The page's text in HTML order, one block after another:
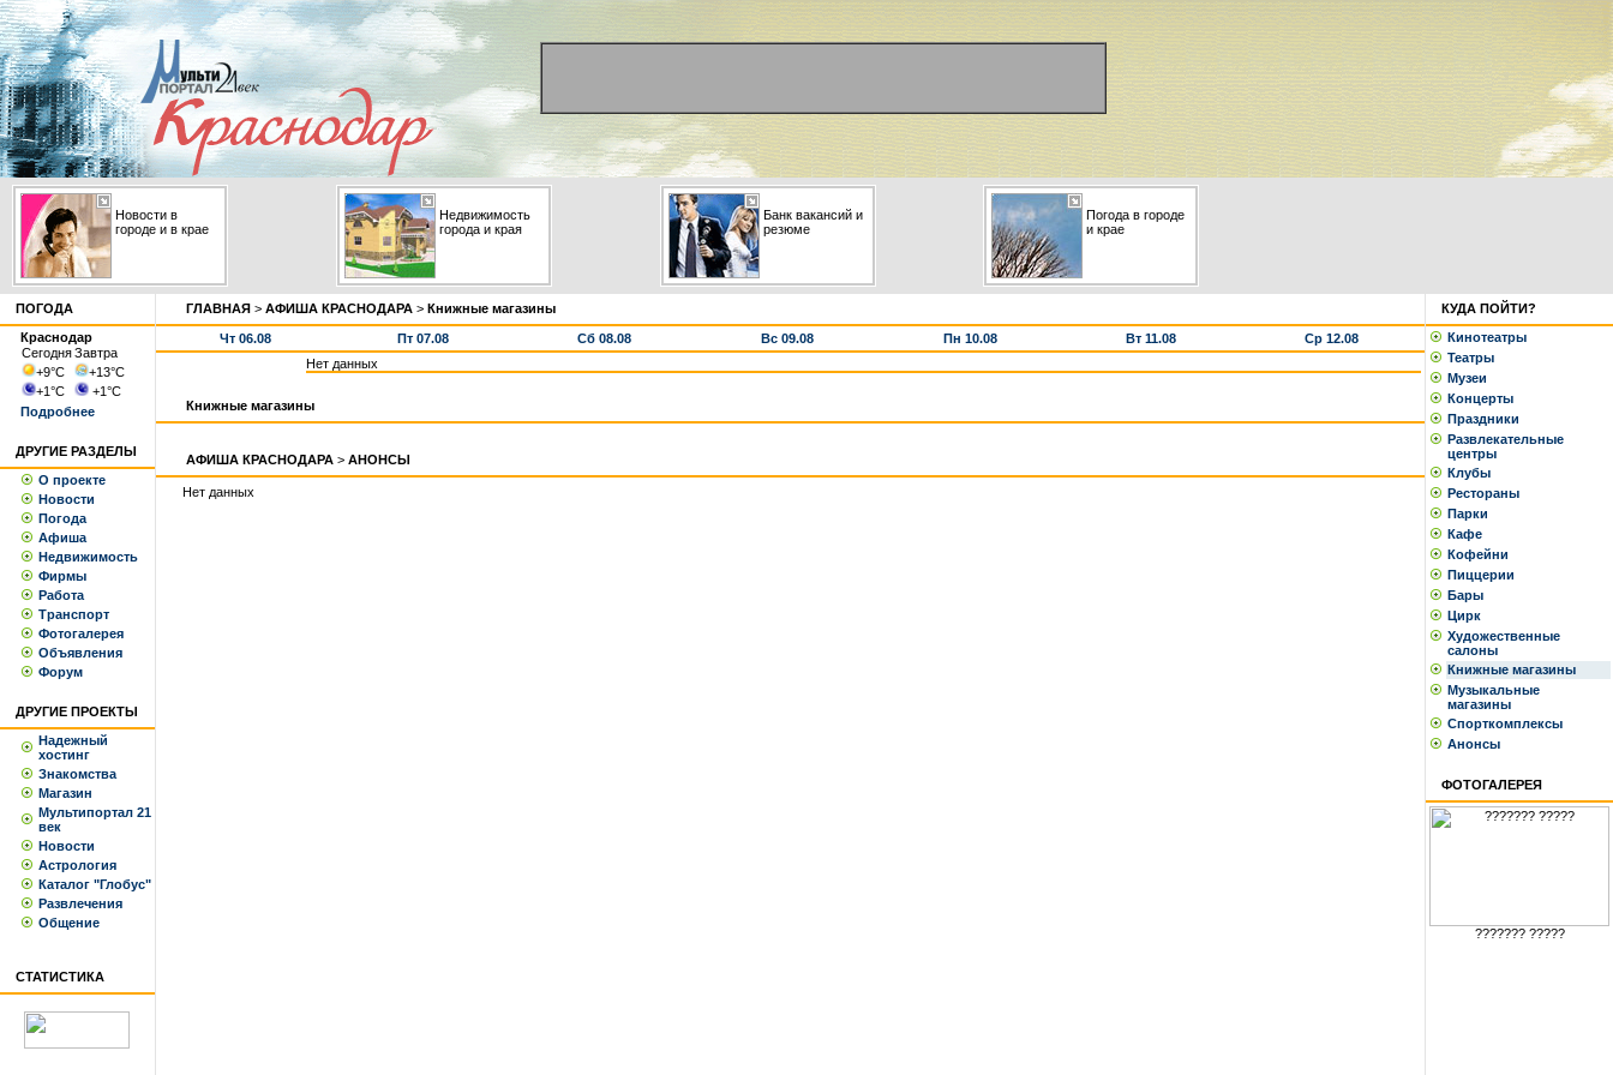
Новости в
городе и в крае
Недвижимость
города и края
Банк вакансий и
резюме
Погода в городе
и крае
ПОГОДА
Краснодар
СегодняЗавтра
+9°С +13°С
+1°С +1°С
Подробнее
ДРУГИЕ РАЗДЕЛЫ
О проекте
Новости
Погода
Афиша
Недвижимость
Фирмы
Работа
Транспорт
Фотогалерея
Объявления
Форум
ДРУГИЕ ПРОЕКТЫ
Надежный
хостинг
Знакомства
Магазин
Мультипортал 21
век
Новости
Астрология
Каталог "Глобус"
Развлечения
Общение
СТАТИСТИКА
ГЛАВНАЯ > АФИША КРАСНОДАРА > Книжные магазины
Чт 06.08 Пт 07.08 Сб 08.08 Вс 09.08 Пн 10.08 Вт 11.08
Ср 12.08
Нет данных
Книжные магазины
АФИША КРАСНОДАРА > АНОНСЫ
Нет данных
КУДА ПОЙТИ?
Кинотеатры
Театры
Музеи
Концерты
Праздники
Развлекательные
центры
Клубы
Рестораны
Парки
Кафе
Кофейни
Пиццерии
Бары
Цирк
Художественные
салоны
Книжные магазины
Музыкальные
магазины
Спорткомплексы
Анонсы
ФОТОГАЛЕРЕЯ
??????? ?????